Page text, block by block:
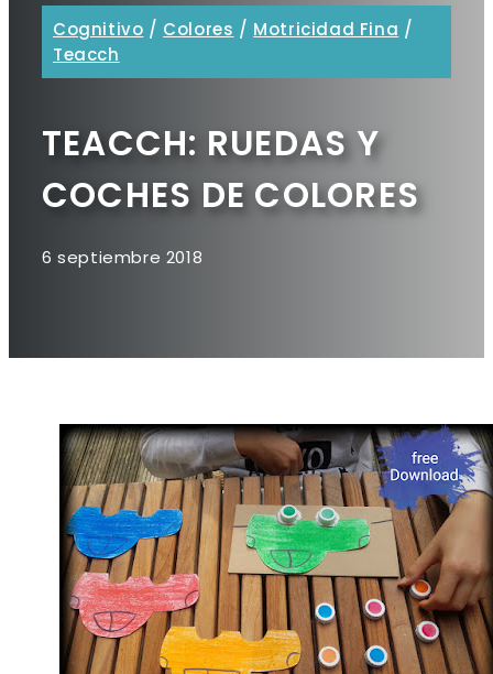
Cognitivo / Colores / Motricidad Fina /
Teacch
TEACCH: RUEDAS Y
COCHES DE COLORES
6 septiembre 2018